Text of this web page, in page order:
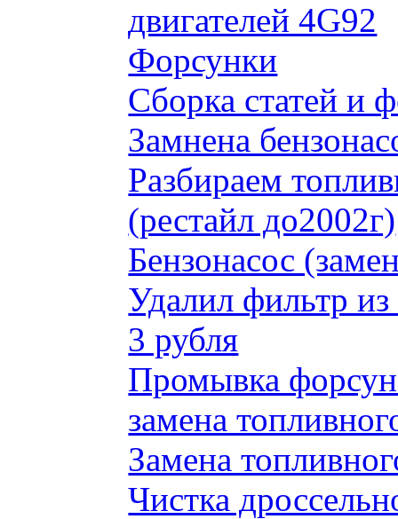
двигателей 4G92
Форсунки
Сборка статей и
Замнена
Разбираем
(рестайл до2002г)
Бензонасос
Удалил фильтр
3 рубля
Промывка
замена
Замена
Чистка